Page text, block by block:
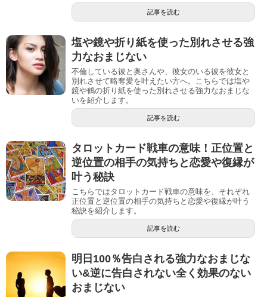
記事を読む
塩や鏡や折り紙を使った別れさせる強
力なおまじない
不倫している彼と奥さんや、彼女のいる彼を彼女と
別れさせて略奪愛を叶えたい方へ。こちらでは塩や
鏡や鶴の折り紙を使った別れさせる強力なおまじな
いを紹介します。
記事を読む
タロットカード戦車の意味！正位置と
逆位置の相手の気持ちと恋愛や復縁が
叶う秘訣
こちらではタロットカード戦車の意味を、それぞれ
正位置と逆位置の相手の気持ちと恋愛や復縁が叶う
秘訣を紹介します。
記事を読む
明日100％告白される強力なおまじな
い&逆に告白されない全く効果のない
おまじない